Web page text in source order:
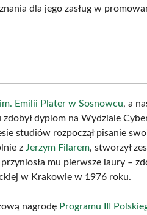
dla jego zasług w
Emilii Plater w Sosnowcu, a
dyplom na Wydziale
studiów rozpoczął pisanie
z Jerzym Filarem, stworzył
mu pierwsze laury –
w Krakowie w 1976 roku.
nagrodę Programu III